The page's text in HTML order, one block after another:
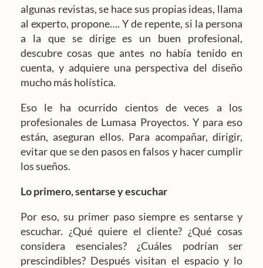
algunas revistas, se hace sus propias ideas, llama
al experto, propone…. Y de repente, si la persona
a la que se dirige es un buen profesional,
descubre cosas que antes no había tenido en
cuenta, y adquiere una perspectiva del diseño
mucho más holística.
Eso le ha ocurrido cientos de veces a los
profesionales de Lumasa Proyectos. Y para eso
están, aseguran ellos. Para acompañar, dirigir,
evitar que se den pasos en falsos y hacer cumplir
los sueños.
Lo primero, sentarse y escuchar
Por eso, su primer paso siempre es sentarse y
escuchar. ¿Qué quiere el cliente? ¿Qué cosas
considera esenciales? ¿Cuáles podrían ser
prescindibles? Después visitan el espacio y lo